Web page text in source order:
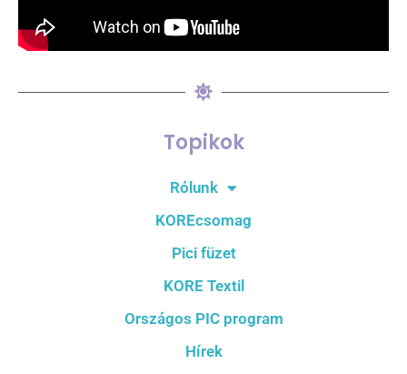
Topikok
Rólunk
KOREcsomag
Pici füzet
KORE Textil
Országos PIC program
Hírek